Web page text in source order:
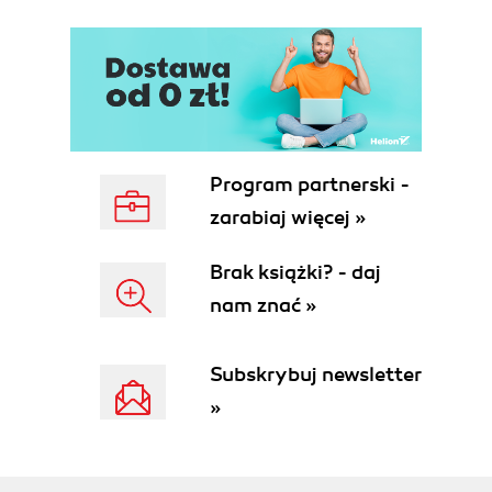
4. FDs and BCNF (Informal)
FIRST NORMAL FORM
FUNCTIONAL DEPENDENCIES
KEYS REVISITED
SECOND NORMAL FORM
THIRD NORMAL FORM
BOYCE/CODD NORMAL FORM
EXERCISES
PRELIMINARY DEFINITIONS
FUNCTIONAL DEPENDENCIES
EXERCISES
6. Preserving FDs
Program partnerski -
zarabiaj więcej »
Brak książki? - daj
nam znać »
Subskrybuj newsletter
»